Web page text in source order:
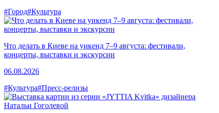
#Город#Культура
Что делать в Киеве на уикенд 7–9 августа: фестивали,
концерты, выставки и экскурсии
06.08.2026
#Культура#Пресс-релизы